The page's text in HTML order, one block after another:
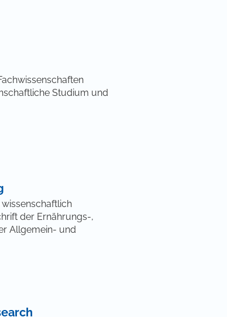
Studium und
wissenschaftlich
der Ernährungs-,
Allgemein- und